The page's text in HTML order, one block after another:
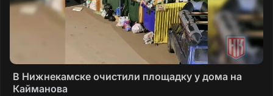
В Нижнекамске очистили площадку у дома на
Кайманова